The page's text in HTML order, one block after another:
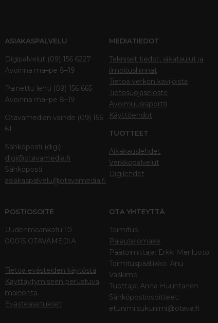
ASIAKASPALVELU
Digipalvelut (09) 156 6227
Avoinna ma–pe 8–19
Painettu lehti (09) 156 665
Avoinna ma–pe 8–19
Otavamedian vaihde (09) 156
61
Sähköposti (digi)
digi@otavamedia.fi
Sähköposti
asiakaspalvelu@otavamedia.fi
MEDIATIEDOT
Tekniset tiedot, aikataulut ja
ilmoitushinnat
Tietoa verkon kävijöistä
Tietosuojaseloste
Avoimuusraportti
Käyttöehdot
TUOTTEET
Aikakauslehdet
Verkkopalvelut
Digilehdet
POSTIOSOITE
Uudenmaankatu 10
00015 OTAVAMEDIA
Tietoa evästeiden käytöstä
Käyttäytymiseen perustuva
mainonta
Evästeasetukset
OTA YHTEYTTÄ
Toimitus
Palautelomake
Päätoimittaja: Erkki Meriluoto
Toimituspäällikkö: Anu
Vaskimo
Tuottaja: Anna Huuhtanen
Sähköpostiosoitteet:
etunimi.sukunimi@otava.fi